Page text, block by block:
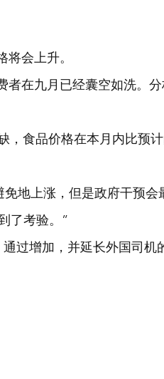
会上升。
者在九月已经囊空如洗。
，食品价格在本月内比预
地上涨，但是政府干预会
了考验。”
过增加，并延长外国司机